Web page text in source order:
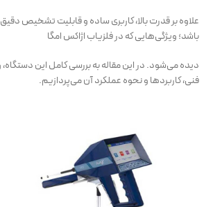
علاوه بر قدرت بالا، کاربری ساده و قابلیت تشخیص دقیق
باشد؛ ویژگی‌هایی که در فلزیاب اژاکس امگا
دیده می‌شود. در این مقاله به بررسی کامل این
فنی، کاربردها و نحوه عملکرد آن می‌پردازیم.